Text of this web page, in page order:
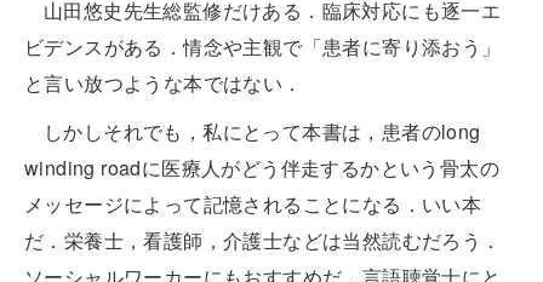
山田悠史先生総監修だけある．臨床対応にも逐一エ
ビデンスがある．情念や主観で「患者に寄り添おう」
と言い放つような本ではない．
しかしそれでも，私にとって本書は，患者のlong
winding roadに医療人がどう伴走するかという骨太の
メッセージによって記憶されることになる．いい本
だ．栄養士，看護師，介護士などは当然読むだろう．
ソーシャルワーカーにもおすすめだ．言語聴覚士にと